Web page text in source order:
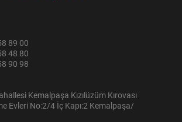
89 00
48 80
90 98
Kemalpaşa Kızılüzüm Kırovası
Evleri No:2/4 İç Kapı:2 Kemalpaşa/